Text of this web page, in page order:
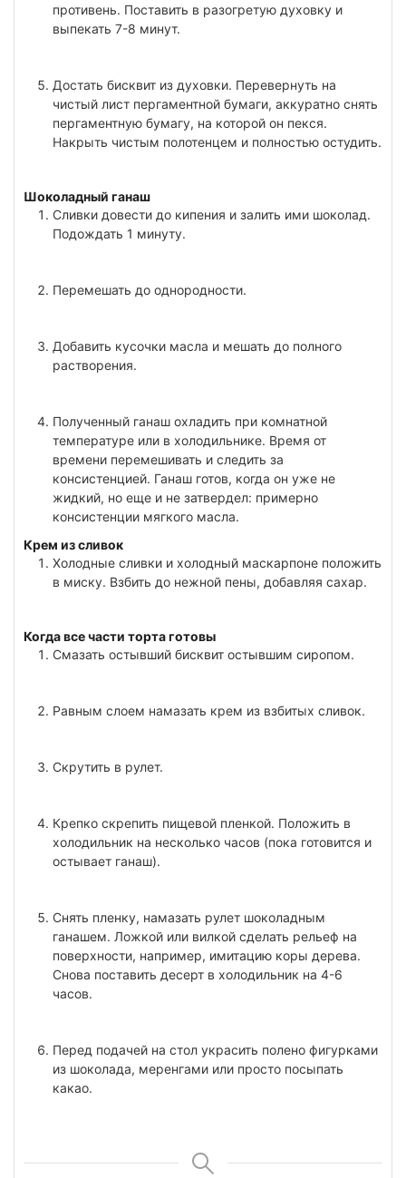
противень. Поставить в разогретую духовку и
выпекать 7-8 минут.
Достать бисквит из духовки. Перевернуть на
чистый лист пергаментной бумаги, аккуратно снять
пергаментную бумагу, на которой он пекся.
Накрыть чистым полотенцем и полностью остудить.
Шоколадный ганаш
Сливки довести до кипения и залить ими шоколад.
Подождать 1 минуту.
Перемешать до однородности.
Добавить кусочки масла и мешать до полного
растворения.
Полученный ганаш охладить при комнатной
температуре или в холодильнике. Время от
времени перемешивать и следить за
консистенцией. Ганаш готов, когда он уже не
жидкий, но еще и не затвердел: примерно
консистенции мягкого масла.
Крем из сливок
Холодные сливки и холодный маскарпоне положить
в миску. Взбить до нежной пены, добавляя сахар.
Когда все части торта готовы
Смазать остывший бисквит остывшим сиропом.
Равным слоем намазать крем из взбитых сливок.
Скрутить в рулет.
Крепко скрепить пищевой пленкой. Положить в
холодильник на несколько часов (пока готовится и
остывает ганаш).
Снять пленку, намазать рулет шоколадным
ганашем. Ложкой или вилкой сделать рельеф на
поверхности, например, имитацию коры дерева.
Снова поставить десерт в холодильник на 4-6
часов.
Перед подачей на стол украсить полено фигурками
из шоколада, меренгами или просто посыпать
какао.